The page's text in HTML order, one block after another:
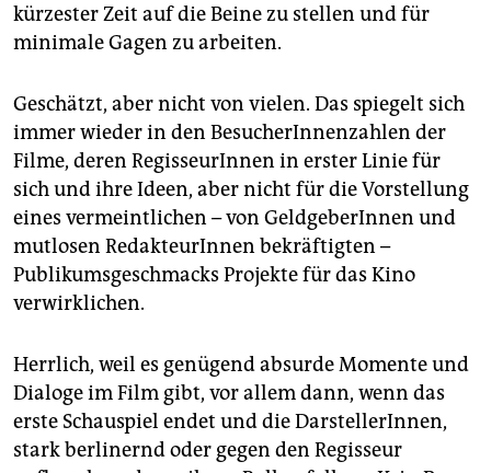
kürzester Zeit auf die Beine zu stellen und für
minimale Gagen zu arbeiten.
Geschätzt, aber nicht von vielen. Das spiegelt sich
immer wieder in den BesucherInnenzahlen der
Filme, deren RegisseurInnen in erster Linie für
sich und ihre Ideen, aber nicht für die Vorstellung
eines vermeintlichen – von GeldgeberInnen und
mutlosen RedakteurInnen bekräftigten –
Publikumsgeschmacks Projekte für das Kino
verwirklichen.
Herrlich, weil es genügend absurde Momente und
Dialoge im Film gibt, vor allem dann, wenn das
erste Schauspiel endet und die DarstellerInnen,
stark berlinernd oder gegen den Regisseur